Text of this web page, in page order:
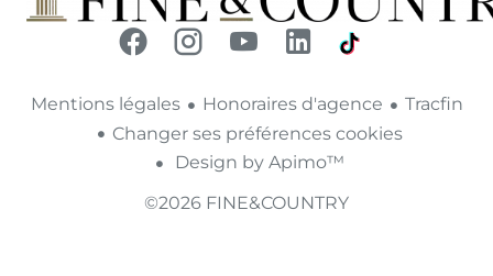
Mentions légales Honoraires d'agence
Tracfin
Changer ses préférences cookies
Design by Apimo™
©2026 FINE&COUNTRY